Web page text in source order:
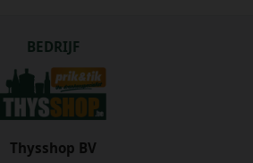
BEDRIJF
Thysshop BV